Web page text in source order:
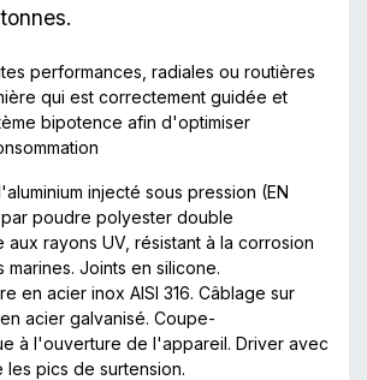
performances, radiales ou routières
qui est correctement guidée et
bipotence afin d'optimiser
injecté sous pression (EN
poudre polyester double
aux rayons UV, résistant à la corrosion
marines. Joints en silicone.
en acier inox AISI 316. Câblage sur
acier galvanisé. Coupe-
à l'ouverture de l'appareil. Driver avec
pics de surtension.